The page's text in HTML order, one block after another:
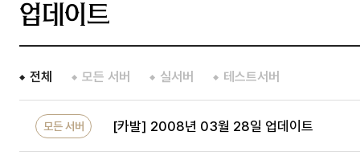
업데이트
전체 모든 서버 실서버 테스트서버
모든 서버 [카발] 2008년 03월 28일 업데이트